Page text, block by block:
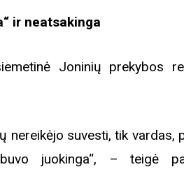
ir neatsakinga
Joninių prekybos
nereikėjo suvesti, tik vardas,
juokinga“, – teigė